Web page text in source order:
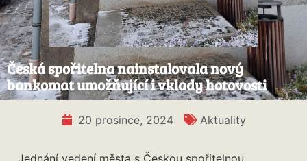
Česká spořitelna nainstalovala nový
bankomat umožňující i vklady hotovosti
20 prosince, 2024 Aktuality
Jednání vedení města s Českou spořitelnou